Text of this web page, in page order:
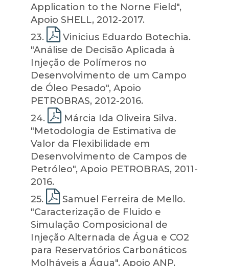
Application to the Norne Field",
Apoio SHELL, 2012-2017.
23.
Vinicius Eduardo Botechia.
"Análise de Decisão Aplicada à
Injeção de Polímeros no
Desenvolvimento de um Campo
de Óleo Pesado", Apoio
PETROBRAS, 2012-2016.
24.
Márcia Ida Oliveira Silva.
"Metodologia de Estimativa de
Valor da Flexibilidade em
Desenvolvimento de Campos de
Petróleo", Apoio PETROBRAS, 2011-
2016.
25.
Samuel Ferreira de Mello.
"Caracterização de Fluido e
Simulação Composicional de
Injeção Alternada de Água e CO2
para Reservatórios Carbonáticos
Molháveis a Água", Apoio ANP,